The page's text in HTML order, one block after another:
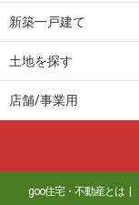
新築一戸建て
土地を探す
店舗/事業用
goo住宅・不動産とは